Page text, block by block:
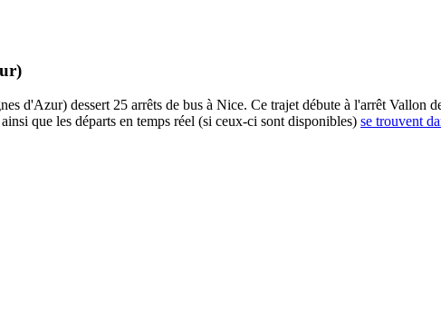
d'Azur) dessert 25 arrêts de bus à Nice. Ce trajet débute à l'arrêt Vallon
que les départs en temps réel (si ceux-ci sont disponibles) se trouvent